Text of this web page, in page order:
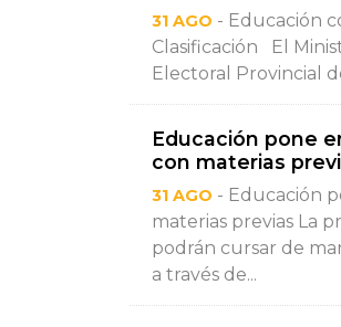
31 AGO - Educación
Clasificación El
Electoral Provincial
Educación pone
con materias
31 AGO - Educación
materias previas La
podrán cursar de
a través de...